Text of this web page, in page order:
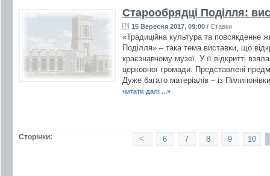
Старообрядці Поділля:
15 Вересня 2017, 09:00 / Ставки
«Традиційна культура та повсякденне
Поділля» – така тема виставки, що
краєзнавчому музеї. У її відкритті
церковної громади. Представлені
Дуже багато матеріалів – із
читати далі ...»
Сторінки: 10
9
8
7
6
<